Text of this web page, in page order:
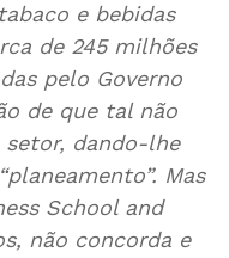
e bebidas
de 245 milhões
pelo Governo
de que tal não
dando-lhe
Mas
School and
não concorda e